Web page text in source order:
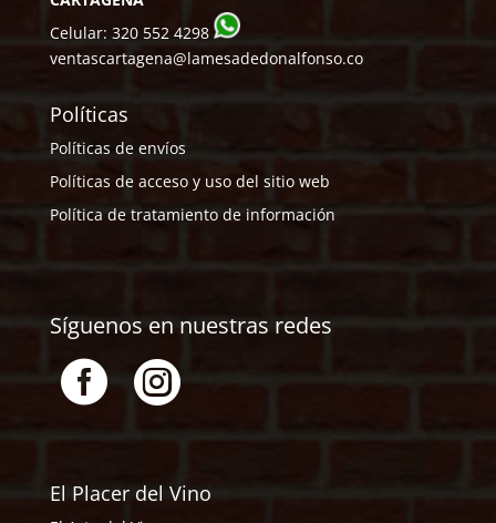
Celular: 320 552 4298
ventascartagena@lamesadedonalfonso.co
Políticas
Políticas de envíos
Políticas de acceso y uso del sitio web
Política de tratamiento de información
Síguenos en nuestras redes
 
El Placer del Vino